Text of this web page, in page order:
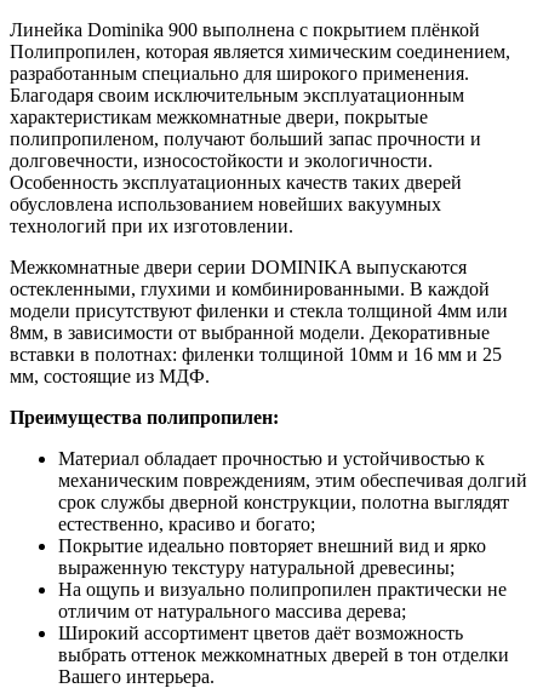
Линейка Dominika 900 выполнена с покрытием плёнкой
Полипропилен, которая является химическим соединением,
разработанным специально для широкого применения.
Благодаря своим исключительным эксплуатационным
характеристикам межкомнатные двери, покрытые
полипропиленом, получают больший запас прочности и
долговечности, износостойкости и экологичности.
Особенность эксплуатационных качеств таких дверей
обусловлена использованием новейших вакуумных
технологий при их изготовлении.
Межкомнатные двери серии DOMINIKA выпускаются
остекленными, глухими и комбинированными. В каждой
модели присутствуют филенки и стекла толщиной 4мм или
8мм, в зависимости от выбранной модели. Декоративные
вставки в полотнах: филенки толщиной 10мм и 16 мм и 25
мм, состоящие из МДФ.
Преимущества полипропилен:
Материал обладает прочностью и устойчивостью к
механическим повреждениям, этим обеспечивая долгий
срок службы дверной конструкции, полотна выглядят
естественно, красиво и богато;
Покрытие идеально повторяет внешний вид и ярко
выраженную текстуру натуральной древесины;
На ощупь и визуально полипропилен практически не
отличим от натурального массива дерева;
Широкий ассортимент цветов даёт возможность
выбрать оттенок межкомнатных дверей в тон отделки
Вашего интерьера.